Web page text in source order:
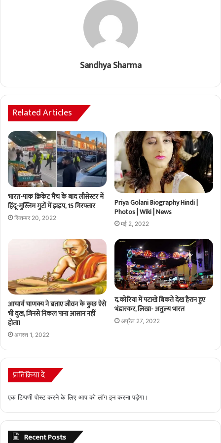
Sandhya Sharma
Related Articles
भारत-पाक क्रिकेट मैच के बाद लीसेस्टर में
हिंदू-मुस्लिम गुटों में झड़प, 15 गिरफ्तार
सितम्बर 20, 2022
Priya Golani Biography Hindi |
Photos | Wiki | News
मई 2, 2022
आचार्य चाणक्य ने बताए जीवन के कुछ ऐसे
भी दुख, जिनसे निकल पाना आसान नहीं
होता।
अगस्त 1, 2022
द.कोरिया में पटाखे बिकते देख हैरान हुए
भंडारकर, लिखा- अतुल्य भारत
अप्रैल 27, 2022
प्रातिक्रिया दे
एक टिप्पणी पोस्ट करने के लिए आप कोलॉग इनकरना पड़ेगा।
Recent Posts